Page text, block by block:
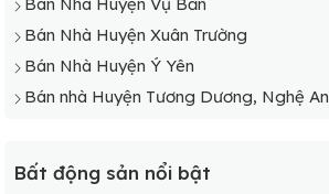
Bán Nhà Huyện Xuân Trường
Bán Nhà Huyện Ý Yên
Bán nhà Huyện Tương Dương, Nghệ An
Bất động sản nổi bật